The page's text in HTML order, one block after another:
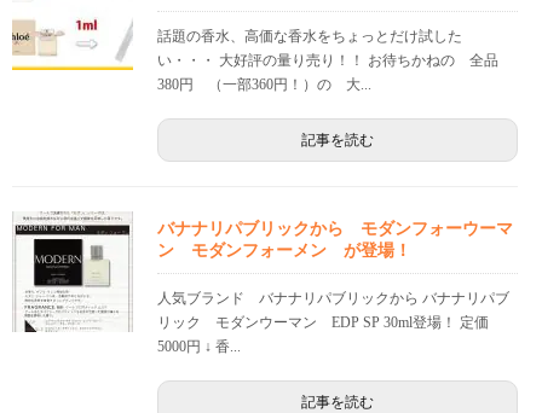
話題の香水、高価な香水をちょっとだけ試した
い・・・ 大好評の量り売り！！ お待ちかねの 全品
380円 （一部360円！）の 大...
記事を読む
バナナリパブリックから モダンフォーウーマ
ン モダンフォーメン が登場！
人気ブランド バナナリパブリックから バナナリパブ
リック モダンウーマン EDP SP 30ml登場！ 定価
5000円 ↓ 香...
記事を読む